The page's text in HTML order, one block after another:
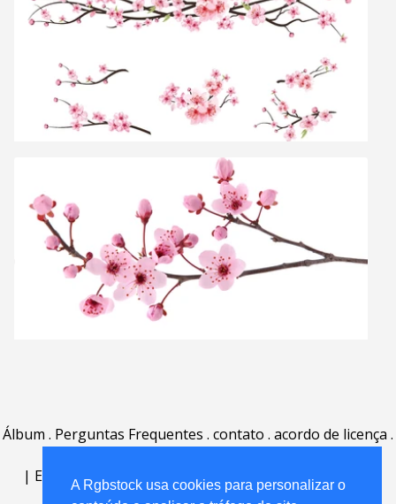
A Rgbstock usa cookies para personalizar o
Álbum . Perguntas Frequentes . contato . acordo de licença .
| English | Deutsch Español Português
Nederlands|